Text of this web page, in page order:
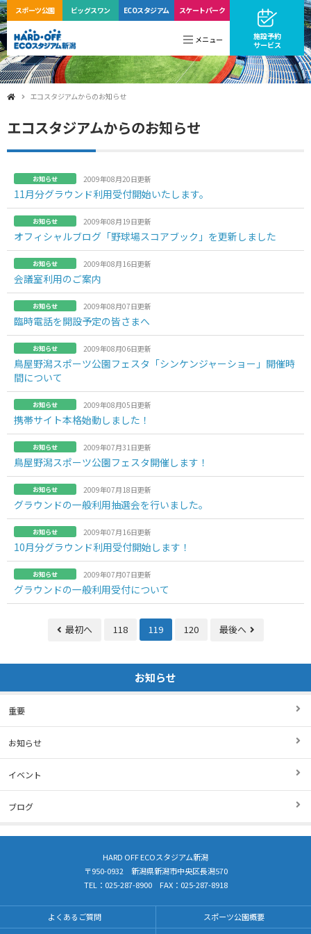
メニュー
スポーツ公園 ビッグスワン ECOスタジアム スケートパーク
施設予約
サービス
エコスタジアムからのお知らせ
エコスタジアムからのお知らせ
お知らせ 2009年08月20日更新
11月分グラウンド利用受付開始いたします。
お知らせ 2009年08月19日更新
オフィシャルブログ「野球場スコアブック」を更新しました
お知らせ 2009年08月16日更新
会議室利用のご案内
お知らせ 2009年08月07日更新
臨時電話を開設予定の皆さまへ
お知らせ 2009年08月06日更新
鳥屋野潟スポーツ公園フェスタ「シンケンジャーショー」開催時
間について
お知らせ 2009年08月05日更新
携帯サイト本格始動しました！
お知らせ 2009年07月31日更新
鳥屋野潟スポーツ公園フェスタ開催します！
お知らせ 2009年07月18日更新
グラウンドの一般利用抽選会を行いました。
お知らせ 2009年07月16日更新
10月分グラウンド利用受付開始します！
お知らせ 2009年07月07日更新
グラウンドの一般利用受付について
最初へ 118 119 120 最後へ
お知らせ
重要
お知らせ
イベント
ブログ
HARD OFF ECOスタジアム新潟
〒950-0932 新潟県新潟市中央区長潟570
TEL： 025-287-8900FAX：025-287-8918
よくあるご質問
スポーツ公園概要